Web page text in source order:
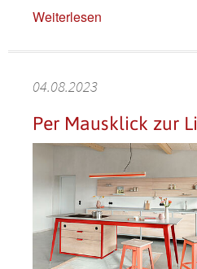
Weiterlesen
04.08.2023
Per Mausklick zur